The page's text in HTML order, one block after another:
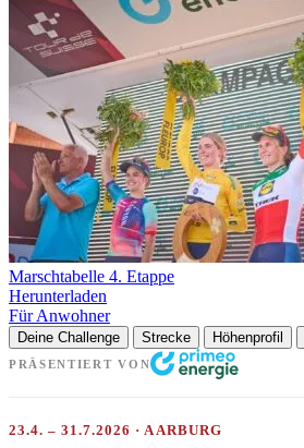
Marschtabelle 4. Etappe
Herunterladen
Für Anwohner
Deine Challenge Strecke Höhenprofil
PRÄSENTIERT VON
23.4. – 31.7.2026 · AARBURG